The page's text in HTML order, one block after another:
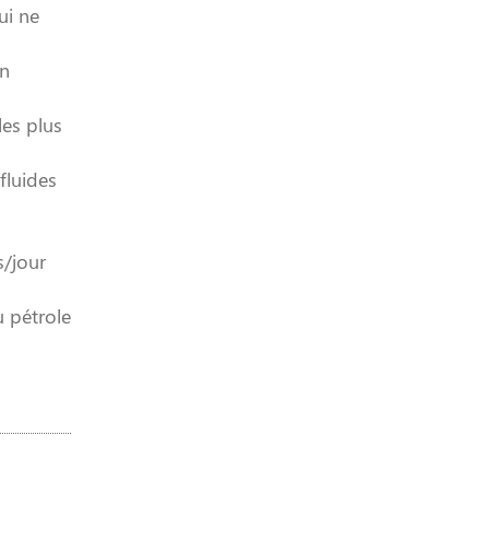
ne
plus
jour
pétrole